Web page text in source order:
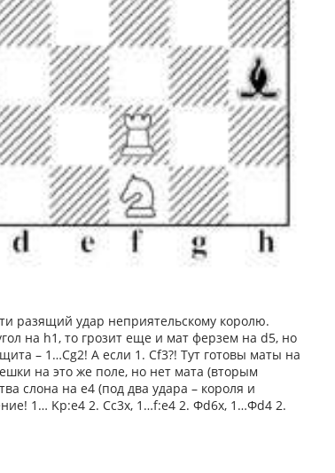
разящий удар неприятельскому королю.
на h1, то грозит еще и мат ферзем на d5, но
– 1…Сg2! А если 1. Сf3?! Тут готовы маты на
на это же поле, но нет мата (вторым
слона на е4 (под два удара – короля и
1… Kp:e4 2. Cc3x, 1…f:e4 2. Фd6x, 1…Фd4 2.